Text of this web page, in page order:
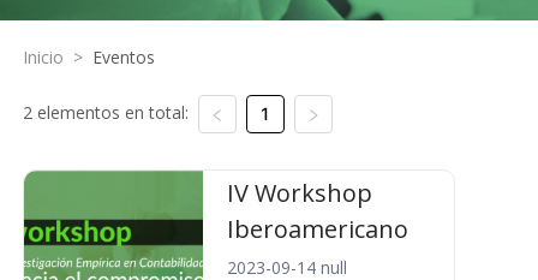
Inicio > Eventos
2 elementos en total: 1
IV Workshop
Iberoamericano
2023-09-14 null